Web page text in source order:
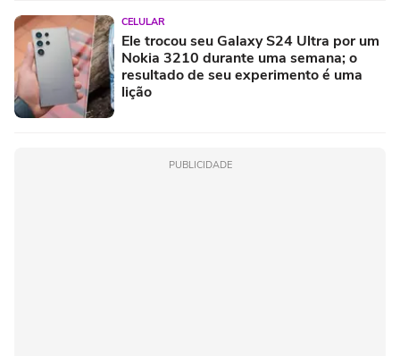
CELULAR
Ele trocou seu Galaxy S24 Ultra por um
Nokia 3210 durante uma semana; o
resultado de seu experimento é uma
lição
PUBLICIDADE